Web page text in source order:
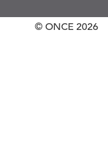
© ONCE 2026